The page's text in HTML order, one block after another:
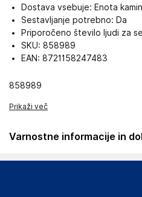
Dostava vsebuje: Enota
Sestavljanje potrebno: Da
Priporočeno število ljudi za
SKU: 858989
EAN: 8721158247483
858989
Prikaži več
Varnostne informacije in
OPOZORILO: Ne uporabljajte